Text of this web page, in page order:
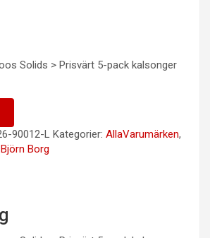
Solids > Prisvärt 5-pack kalsonger
90012-L Kategorier: AllaVarumärken,
Björn Borg